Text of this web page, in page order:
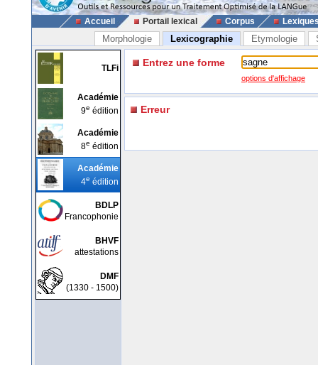
Accueil Portail lexical Corpus
Morphologie Lexicographie Etymologie
TLFi
Académie
9e édition
Académie
8e édition
Académie
4e édition
BDLP
Francophonie
BHVF
attestations
DMF
(1330 - 1500)
Entrez une forme
options d'affichage
Erreur